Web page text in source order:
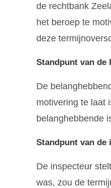
de rechtbank
het beroep te
deze
Standpunt van de
De
motivering te laat
belanghebbende
Standpunt van de
De inspecteur
was, zou de